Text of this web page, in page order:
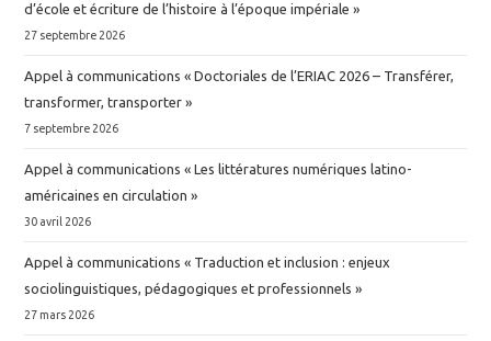
d’école et écriture de l’histoire à l’époque impériale »
27 septembre 2026
Appel à communications « Doctoriales de l’ERIAC 2026 – Transférer,
transformer, transporter »
7 septembre 2026
Appel à communications « Les littératures numériques latino-
américaines en circulation »
30 avril 2026
Appel à communications « Traduction et inclusion : enjeux
sociolinguistiques, pédagogiques et professionnels »
27 mars 2026